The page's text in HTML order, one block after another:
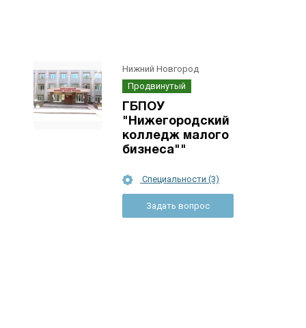
Нижний Новгород
Продвинутый
ГБПОУ
"Нижегородский
колледж малого
бизнеса""
Специальности (3)
Задать вопрос